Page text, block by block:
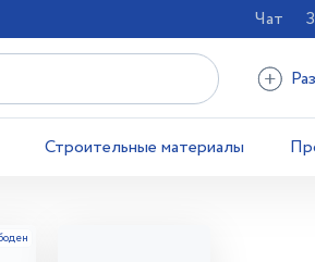
Чат
Строительные материалы